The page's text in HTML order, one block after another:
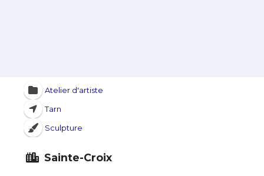
Atelier d'artiste
Tarn
Sculpture
Sainte-Croix